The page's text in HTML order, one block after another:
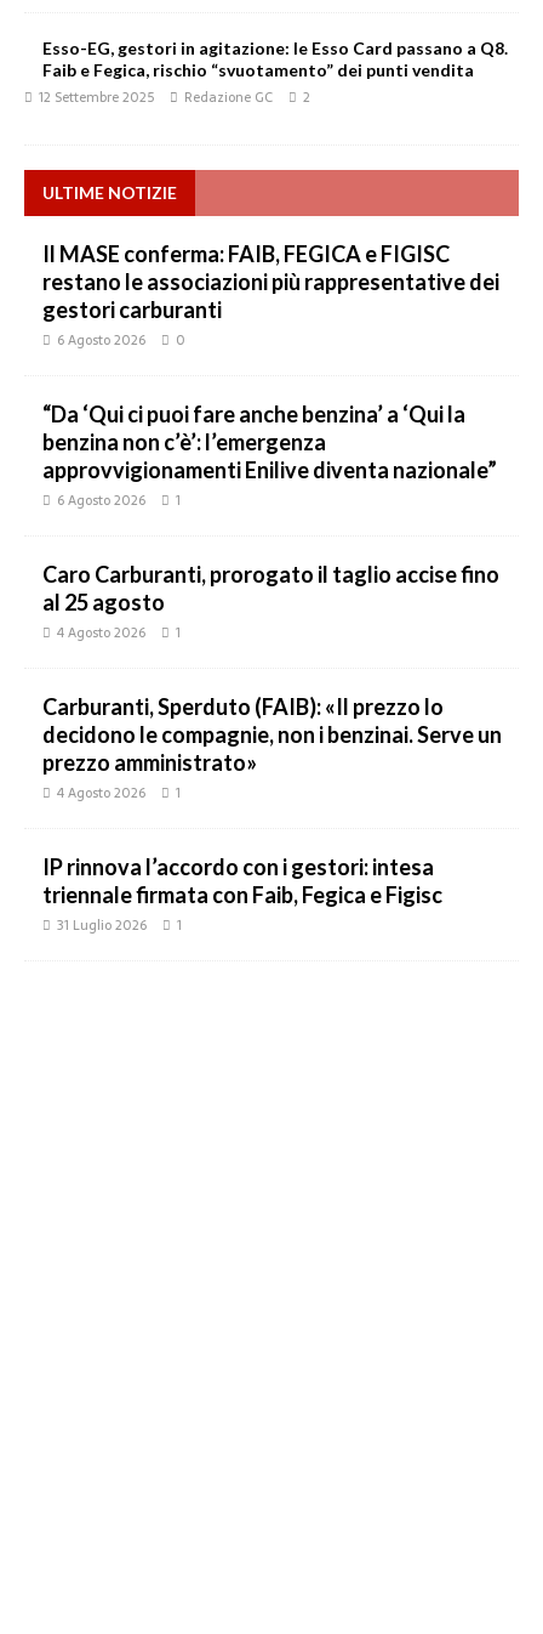
Esso-EG, gestori in agitazione: le Esso Card passano a Q8.
Faib e Fegica, rischio “svuotamento” dei punti vendita
12 Settembre 2025 Redazione GC 2
ULTIME NOTIZIE
Il MASE conferma: FAIB, FEGICA e FIGISC
restano le associazioni più rappresentative dei
gestori carburanti
6 Agosto 2026 0
“Da ‘Qui ci puoi fare anche benzina’ a ‘Qui la
benzina non c’è’: l’emergenza
approvvigionamenti Enilive diventa nazionale”
6 Agosto 2026 1
Caro Carburanti, prorogato il taglio accise fino
al 25 agosto
4 Agosto 2026 1
Carburanti, Sperduto (FAIB): «Il prezzo lo
decidono le compagnie, non i benzinai. Serve un
prezzo amministrato»
4 Agosto 2026 1
IP rinnova l’accordo con i gestori: intesa
triennale firmata con Faib, Fegica e Figisc
31 Luglio 2026 1